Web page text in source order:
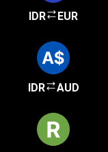
IDR EUR
IDR AUD